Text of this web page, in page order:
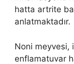
hatta artrite
anlatmaktadır.
Noni meyvesi,
enflamatuvar